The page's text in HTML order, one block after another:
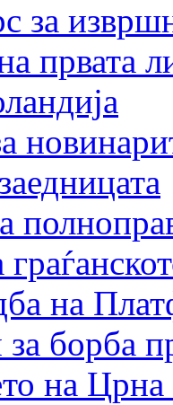
за
првата
на
борба
на Црна